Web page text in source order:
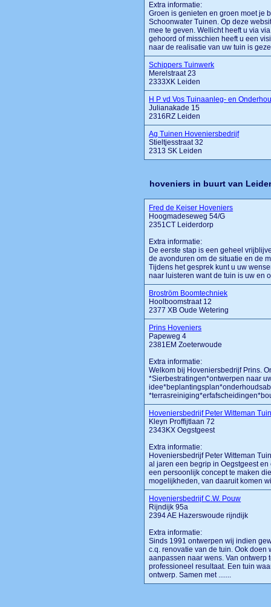
Extra informatie:
Groen is genieten en groen moet je
Schoonwater Tuinen. Op deze
mee te geven. Wellicht heeft u via
gehoord of misschien heeft u een
naar de realisatie van uw tuin is
Schippers Tuinwerk
Merelstraat 23
2333XK Leiden
H P vd Vos Tuinaanleg- en
Julianakade 15
2316RZ Leiden
Ag Tuinen Hoveniersbedrijf
Stieltjesstraat 32
2313 SK Leiden
hoveniers in buurt van
Fred de Keiser Hoveniers
Hoogmadeseweg 54/G
2351CT Leiderdorp
Extra informatie:
De eerste stap is een geheel
de avonduren om de situatie en de
Tijdens het gesprek kunt u uw
naar luisteren want de tuin is uw en
Broström Boomtechniek
Hoolboomstraat 12
2377 XB Oude Wetering
Prins Hoveniers
Papeweg 4
2381EM Zoeterwoude
Extra informatie:
Welkom bij Hoveniersbedrijf Prins.
*Sierbestratingen*ontwerpen naar
Hoveniersbedrijf Peter Witteman
Kleyn Proffijtlaan 72
2343KX Oegstgeest
Extra informatie:
Hoveniersbedrijf Peter Witteman
al jaren een begrip in Oegstgeest
een persoonlijk concept te maken
mogelijkheden, van daaruit komen
Hoveniersbedrijf C.W. Pouw
Rijndijk 95a
2394 AE Hazerswoude rijndijk
Extra informatie:
Sinds 1991 ontwerpen wij indien
c.q. renovatie van de tuin. Ook
aanpassen naar wens. Van
professioneel resultaat. Een tuin
ontwerp. Samen met .......